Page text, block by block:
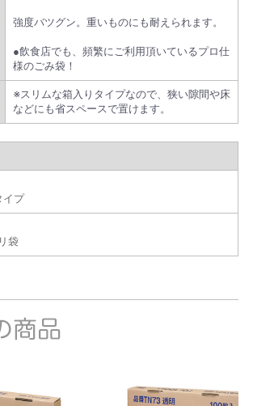
強度バツグン。重いものにも耐えられます。
●飲食店でも、頻繁にご利用頂いているプロ仕
様のごみ袋！
※スリムな箱入りタイプなので、狭い隙間や床
などにも省スペースで置けます。
イプ
袋